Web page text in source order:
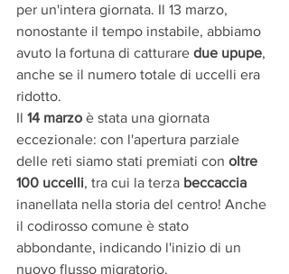
per un'intera giornata. Il 13 marzo,
nonostante il tempo instabile, abbiamo
avuto la fortuna di catturare due upupe,
anche se il numero totale di uccelli era
ridotto.
Il 14 marzo è stata una giornata
eccezionale: con l'apertura parziale
delle reti siamo stati premiati con oltre
100 uccelli, tra cui la terza beccaccia
inanellata nella storia del centro! Anche
il codirosso comune è stato
abbondante, indicando l'inizio di un
nuovo flusso migratorio.